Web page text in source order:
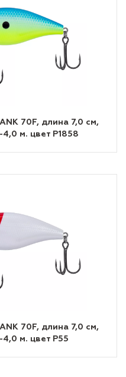
70F, длина 7,0 см,
4,0 м. цвет P1858
70F, длина 7,0 см,
4,0 м. цвет P55